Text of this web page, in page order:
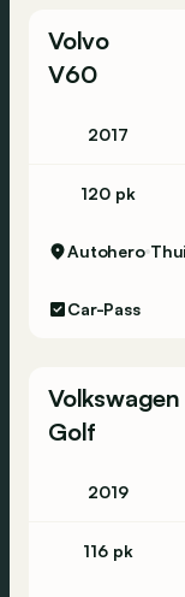
Volvo
V60
2017
120 pk
Autohero
Car-Pass
Volkswagen
Golf
2019
116 pk